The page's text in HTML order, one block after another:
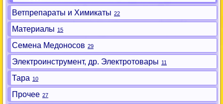
Ветпрепараты и Химикаты 22
Материалы 15
Семена Медоносов 29
Электроинструмент, др. Электротовары 11
Тара 10
Прочее 27